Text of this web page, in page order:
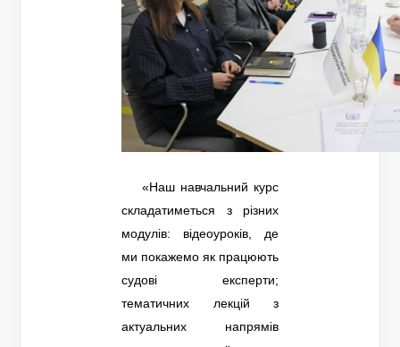
«Наш навчальний курс
складатиметься з різних
модулів: відеоуроків, де
ми покажемо як працюють
судові експерти;
тематичних лекцій з
актуальних напрямів